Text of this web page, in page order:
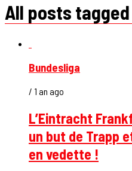
All posts
Bundesliga
/ 1 an ago
L’Eintracht
un but de Trapp
en vedette !